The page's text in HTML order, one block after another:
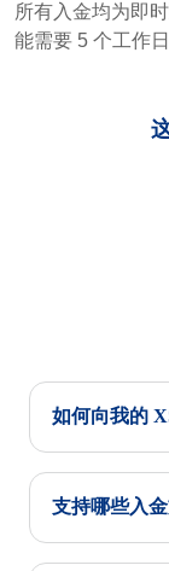
所有入金均为即
能需要 5 个工作
如何向我的
支持哪些入